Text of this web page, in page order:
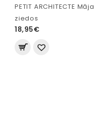
PETIT ARCHITECTE Māja
ziedos
18,95€